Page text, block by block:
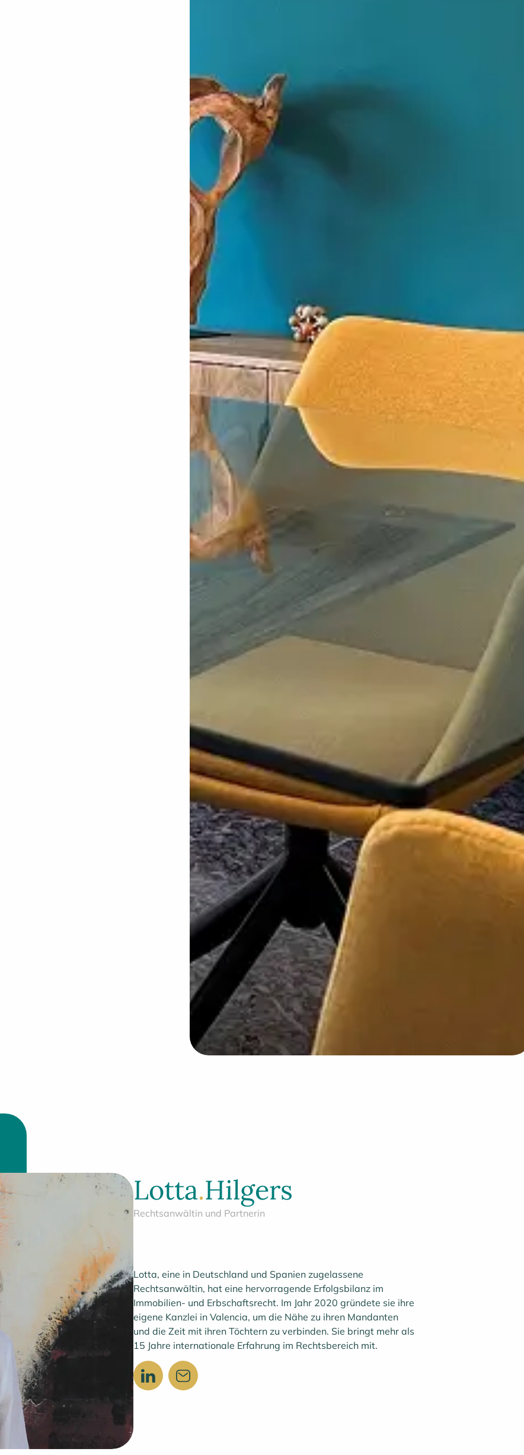
Lotta.Hilgers
Rechtsanwältin und Partnerin
Lotta, eine in Deutschland und Spanien zugelassene
Rechtsanwältin, hat eine hervorragende Erfolgsbilanz im
Immobilien- und Erbschaftsrecht. Im Jahr 2020 gründete sie ihre
eigene Kanzlei in Valencia, um die Nähe zu ihren Mandanten
und die Zeit mit ihren Töchtern zu verbinden. Sie bringt mehr als
15 Jahre internationale Erfahrung im Rechtsbereich mit.